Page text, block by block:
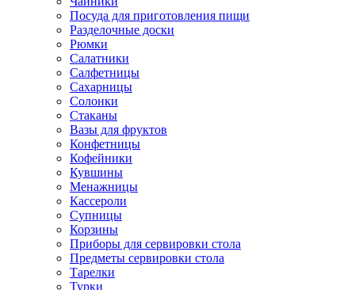
Посуда для приготовления пищи
Разделочные доски
Рюмки
Салатники
Салфетницы
Сахарницы
Солонки
Стаканы
Вазы для фруктов
Конфетницы
Кофейники
Кувшины
Менажницы
Кассероли
Супницы
Корзины
Приборы для сервировки стола
Предметы сервировки стола
Тарелки
Турки